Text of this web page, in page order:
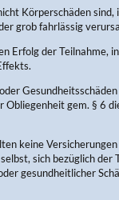
Körperschäden sind,
grob fahrlässig
Erfolg der Teilnahme,
gem. § 6
keine Versicherungen
sich bezüglich der
gesundheitlicher